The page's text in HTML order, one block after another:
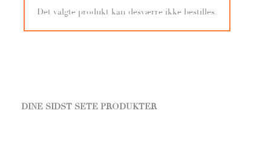
Det valgte produkt kan desværre ikke bestilles.
DINE SIDST SETE PRODUKTER